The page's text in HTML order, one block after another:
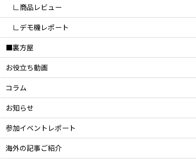
∟商品レビュー
∟デモ機レポート
■裏方屋
お役立ち動画
コラム
お知らせ
参加イベントレポート
海外の記事ご紹介